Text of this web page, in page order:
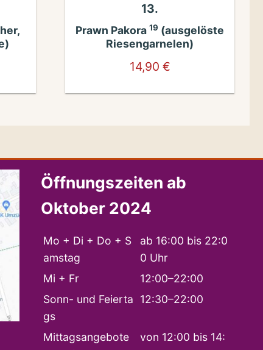
13.
Prawn Pakora19 (ausgelöste
Riesengarnelen)
14,90 €
Öffnungszeiten ab
Oktober 2024
Mo + Di + Do + S
amstag
ab 16:00 bis 22:0
0 Uhr
Mi + Fr
12:00–22:00
Sonn- und Feierta
gs
12:30–22:00
Mittagsangebote
von 12:00 bis 14: